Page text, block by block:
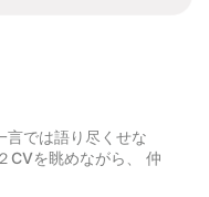
言では語り尽くせな
CVを眺めながら、 仲